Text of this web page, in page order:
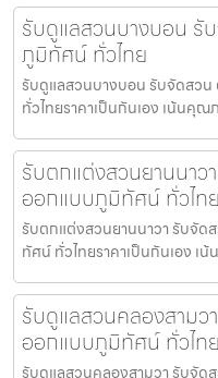
รับดูแลสวนบางบอน รั
ภูมิทัศน์ ทั่วไทย
รับดูแลสวนบางบอน รับจัดสว
ทั่วไทยราคาเป็นกันเอง เน้นคุ
รับตกแต่งสวนยานนา
ออกแบบภูมิทัศน์ ทั่วไทย
รับตกแต่งสวนยานนาวา รับจั
ทัศน์ ทั่วไทยราคาเป็นกันเอง
รับดูแลสวนคลองสาม
ออกแบบภูมิทัศน์ ทั่วไทย
รับดูแลสวนคลองสามวา รับจั